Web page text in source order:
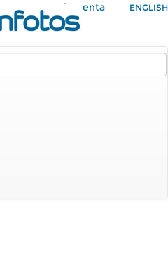
Mi Cuenta ENGLISH